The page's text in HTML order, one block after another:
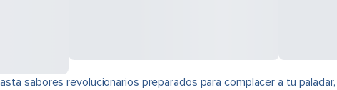
sabores revolucionarios preparados para complacer a tu